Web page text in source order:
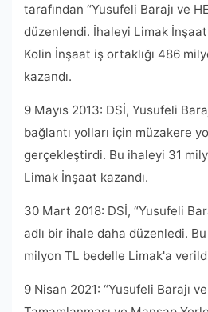
tarafından “Yusufeli Barajı ve
düzenlendi. İhaleyi Limak
Kolin İnşaat iş ortaklığı 486
kazandı.
9 Mayıs 2013: DSİ, Yusufeli
bağlantı yolları için müzakere
gerçekleştirdi. Bu ihaleyi 31
Limak İnşaat kazandı.
30 Mart 2018: DSİ, “Yusufeli
adlı bir ihale daha düzenledi.
milyon TL bedelle Limak'a
9 Nisan 2021: “Yusufeli Barajı